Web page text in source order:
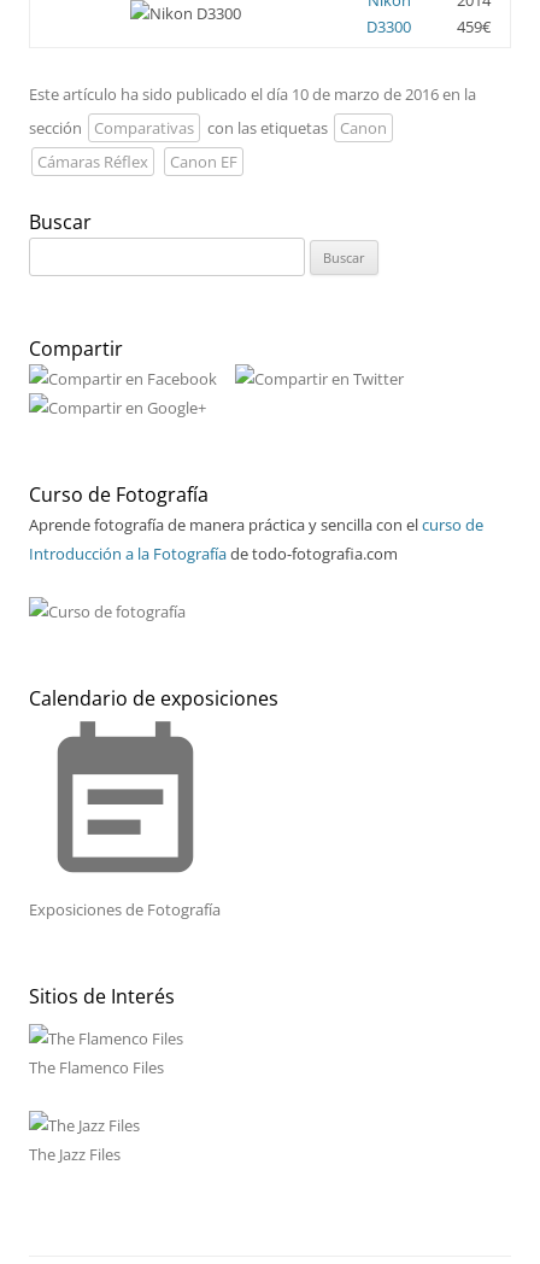
D3300
459€
Este artículo ha sido publicado el día 10 de marzo de 2016 en la
sección
Comparativas con las etiquetas
Canon
Cámaras Réflex
Canon EF
Buscar
Compartir
Curso de Fotografía
Aprende fotografía de manera práctica y sencilla con elcurso de
Introducción a la Fotografíade todo-fotografia.com
Calendario de exposiciones
event_note
Exposiciones de Fotografía
Sitios de Interés
The Flamenco Files
The Jazz Files